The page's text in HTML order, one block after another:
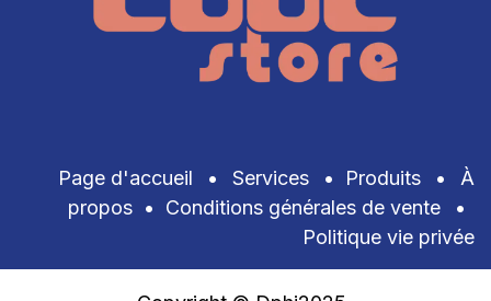
Page d'accueil • Services • Produits •
À
propos • Conditions générales de vente
•
Politique vie privée